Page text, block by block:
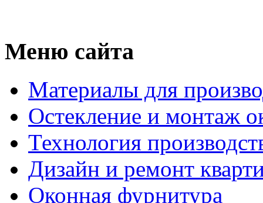
Меню сайта
Материалы для
Остекление и монтаж
Технология
Дизайн и ремонт
Оконная фурнитура